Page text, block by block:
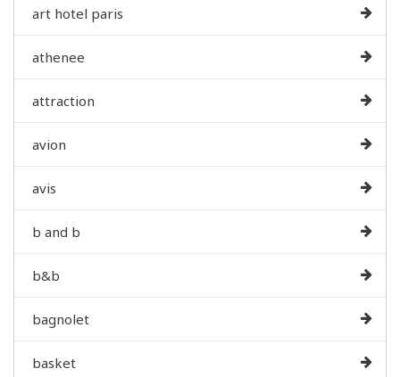
art hotel paris
athenee
attraction
avion
avis
b and b
b&b
bagnolet
basket